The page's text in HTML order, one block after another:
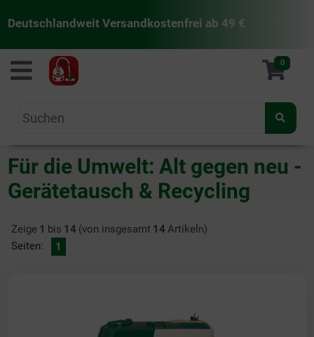
Deutschlandweit Versandkostenfrei ab 49 €
staubsaugermanufaktur 0
Für die Umwelt: Alt gegen neu -
Gerätetausch & Recycling
Zeige 1 bis 14 (von insgesamt 14 Artikeln)
Seiten:
1